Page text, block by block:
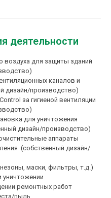
деятельности
воздуха для защиты зданий
каналов и
дизайн/производство)
за гигиеной вентиляции
для уничтожения
дизайн/производство)
аппараты
(собственный дизайн/
маски, фильтры, т.д.)
уничтожении
ремонтных работ
пыль